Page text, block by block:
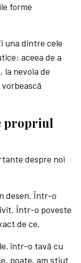
forme
una dintre cele
aceea de a
la nevoia de
propriul
despre noi
desen. Într-o
Într-o poveste
de ce.
într-o tavă cu
poate, am știut